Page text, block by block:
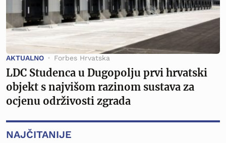
AKTUALNO Forbes Hrvatska
LDC Studenca u Dugopolju prvi hrvatski
objekt s najvišom razinom sustava za
ocjenu održivosti zgrada
NAJČITANIJE